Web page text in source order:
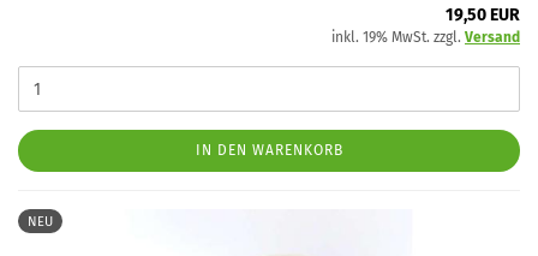
19,50 EUR
inkl. 19% MwSt. zzgl. Versand
IN DEN WARENKORB
NEU